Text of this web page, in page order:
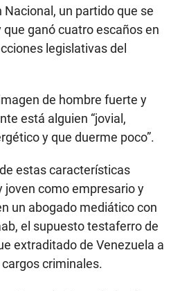
un partido que se
ganó cuatro escaños en
legislativas del
de hombre fuerte y
está alguien “jovial,
y que duerme poco”.
estas características
joven como empresario y
un abogado mediático con
el supuesto testaferro de
extraditado de Venezuela a
criminales.